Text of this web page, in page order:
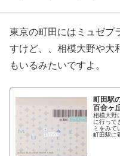
東京の町田にはミュゼプ
すけど、、相模大野や大
もいるみたいですよ。
町田駅
百合ヶ
相模大野
に行って
ミをみて
町田駅に